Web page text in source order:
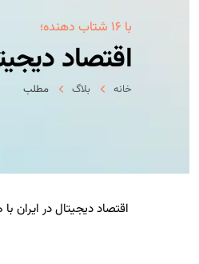
اقتصاد
خانه بلاگ مطلب
اقتصاد دیجیتال در ایران با همكاری